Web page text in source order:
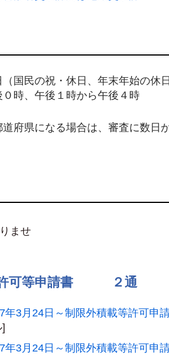
（国民の祝・休日、年末年始の休
時、午後１時から午後４時
府県になる場合は、審査に数日
ませ
許可等申請書 ２通
7年3月24日～制限外積載等許可申
7年3月24日～制限外積載等許可申